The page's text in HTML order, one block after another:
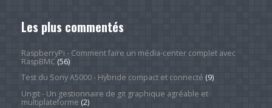
Les plus commentés
RaspberryPi - Comment faire un média-center complet avec
RaspBMC(56)
Test du Sony A5000 - Hybride compact et connecté (9)
Ungit - Un gestionnaire de git graphique agréable et
multiplateforme (2)